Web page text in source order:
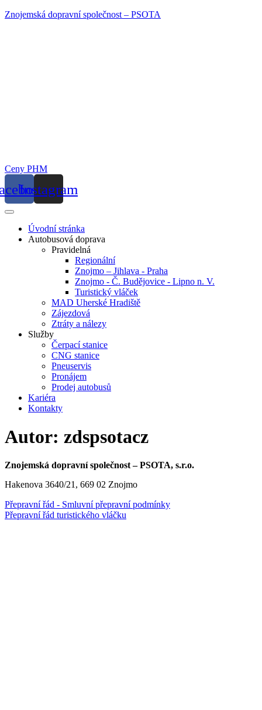
Znojemská dopravní společnost – PSOTA
Ceny PHM
Instagram
Úvodní stránka
Autobusová doprava
Pravidelná
Regionální
Znojmo – Jihlava - Praha
Znojmo - Č. Budějovice - Lipno n. V.
Turistický vláček
MAD Uherské Hradiště
Zájezdová
Ztráty a nálezy
Služby
Čerpací stanice
CNG stanice
Pneuservis
Pronájem
Prodej autobusů
Kariéra
Kontakty
Autor: zdspsotacz
Znojemská dopravní společnost – PSOTA, s.r.o.
Hakenova 3640/21, 669 02 Znojmo
Přepravní řád - Smluvní přepravní podmínky
Přepravní řád turistického vláčku